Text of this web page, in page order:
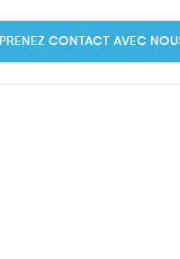
PRENEZ CONTACT AVEC